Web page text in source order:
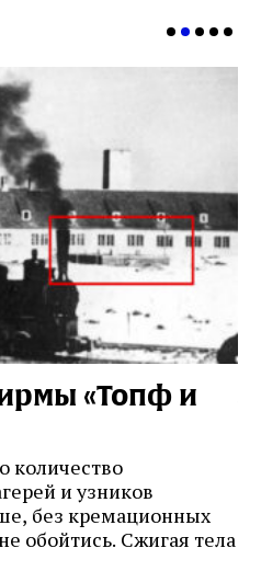
«Топф и
количество
и узников
без кремационных
обойтись. Cжигая тела